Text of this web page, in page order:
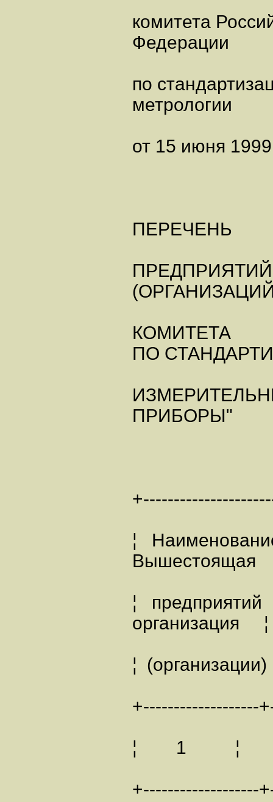
комитета
Федерации
по
метрологии
от 15 июня 1999
ПЕРЕЧЕНЬ
ПРЕДПРИЯТИЙ
КОМИТЕТА
ПО
ПРИБОРЫ"
¦
Вышестоящая
¦
¦
+-------------------
¦ 1
+-------------------